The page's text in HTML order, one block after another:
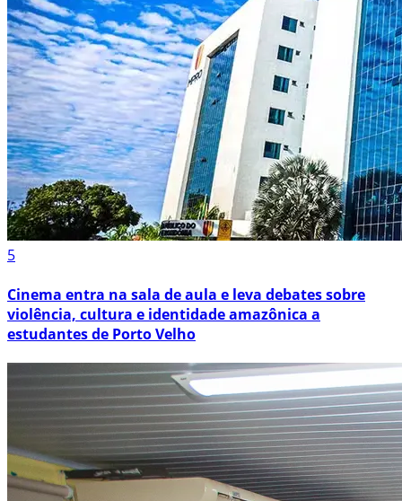
5
Cinema entra na sala de aula e leva debates sobre
violência, cultura e identidade amazônica a
estudantes de Porto Velho